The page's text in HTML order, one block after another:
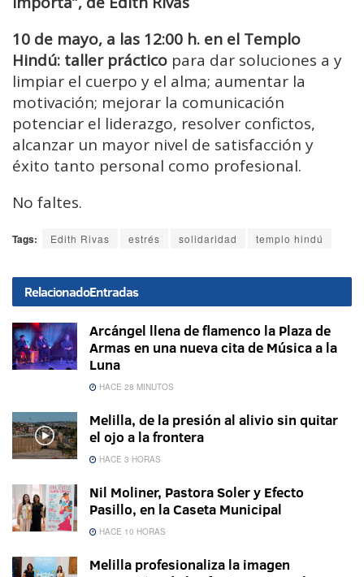
10 de mayo, a las 12:00 h. en el Templo
Hindú: taller práctico para dar soluciones a y
limpiar el cuerpo y el alma; aumentar la
motivación; mejorar la comunicación
potenciar el liderazgo, resolver confictos,
alcanzar un mayor nivel de satisfacción y
éxito tanto personal como profesional.
No faltes.
Tags: Edith Rivas estrés solidaridad templo hindú
RelacionadoEntradas
Arcángel llena de flamenco la Plaza de
Armas en una nueva cita de Música a la
Luna
HACE 28 MINUTOS
Melilla, de la presión al alivio sin quitar
el ojo a la frontera
HACE 3 HORAS
Nil Moliner, Pastora Soler y Efecto
Pasillo, en la Caseta Municipal
HACE 10 HORAS
Melilla profesionaliza la imagen